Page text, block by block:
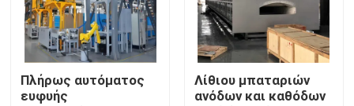
Πλήρως αυτόματος
ευφυής
Λίθιου μπαταριών
ανόδων και καθόδων